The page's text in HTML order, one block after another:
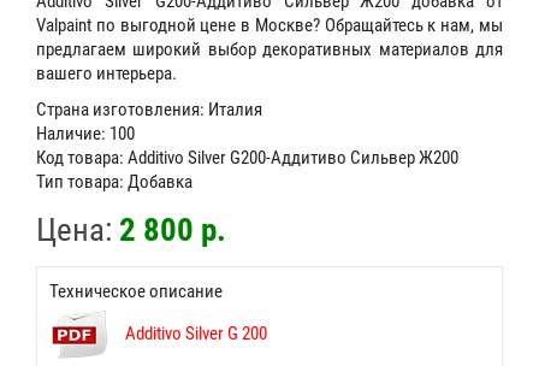
Valpaint по выгодной цене в Москве? Обращайтесь к нам, мы
предлагаем широкий выбор декоративных материалов для
вашего интерьера.
Страна изготовления: Италия
Наличие: 100
Код товара: Additivo Silver G200-Аддитиво Сильвер Ж200
Тип товара: Добавка
Цена: 2 800 р.
Техническое описание
Additivo Silver G 200